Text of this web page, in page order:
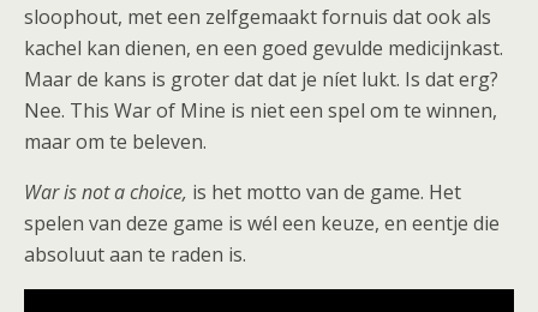
sloophout, met een zelfgemaakt fornuis dat ook als
kachel kan dienen, en een goed gevulde medicijnkast.
Maar de kans is groter dat dat je níet lukt. Is dat erg?
Nee. This War of Mine is niet een spel om te winnen,
maar om te beleven.
War is not a choice, is het motto van de game. Het
spelen van deze game is wél een keuze, en eentje die
absoluut aan te raden is.